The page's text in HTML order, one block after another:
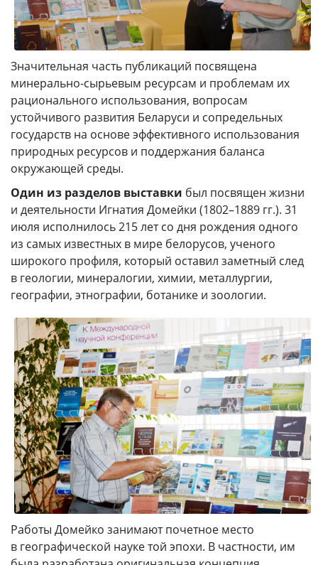
Значительная часть публикаций посвящена
минерально-сырьевым ресурсам и проблемам их
рационального использования, вопросам
устойчивого развития Беларуси и сопредельных
государств на основе эффективного использования
природных ресурсов и поддержания баланса
окружающей среды.
Один из разделов выставки был посвящен жизни
и деятельности Игнатия Домейки (1802–1889 гг.). 31
июля исполнилось 215 лет со дня рождения одного
из самых известных в мире белорусов, ученого
широкого профиля, который оставил заметный след
в геологии, минералогии, химии, металлургии,
географии, этнографии, ботанике и зоологии.
Работы Домейко занимают почетное место
в географической науке той эпохи. В частности, им